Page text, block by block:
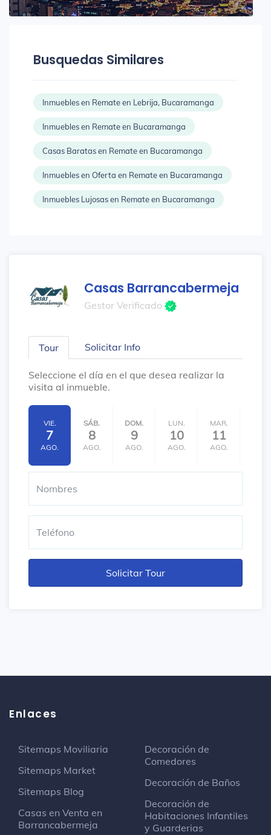
Busquedas Similares
Inmuebles en Remate en Lebrija, Bucaramanga
Inmuebles en Remate en Bucaramanga
Casas Baratas en Remate en Bucaramanga
Inmuebles en Oferta en Remate en Bucaramanga
Inmuebles Lujosas en Remate en Bucaramanga
Casas Barrancabermeja
Gestor Verificado
Tour Solicitar Info
Seleccione el día en el que desea realizar la
visita al inmueble.
VIE.
7
AGO.
SÁB.
8
AGO.
DOM.
9
AGO.
LUN.
10
AGO.
MAR.
11
AGO.
Enlaces
Sitemaps Moviliaria
Sitemaps Market
Sitemaps Blog
Casas en Venta en
Barrancabermeja
Decoración de
Comedores
Decoración de Baños
Decoración de
Habitaciones Infantiles
y Guarderias